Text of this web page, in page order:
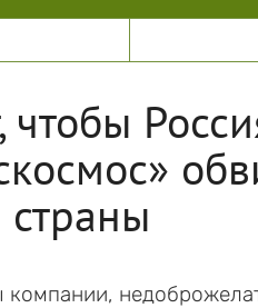
чтобы
страны